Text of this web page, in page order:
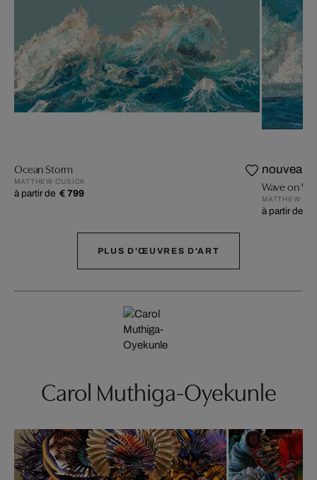
Ocean Storm
MATTHEW CUSICK
à partir de € 799
nouveau
Wave on
MATTHEW
à partir de
PLUS D'ŒUVRES D'ART
Carol Muthiga-Oyekunle